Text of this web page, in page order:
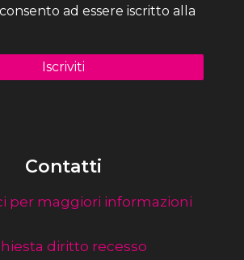
ad essere iscritto alla
Contatti
per maggiori informazioni
diritto recesso